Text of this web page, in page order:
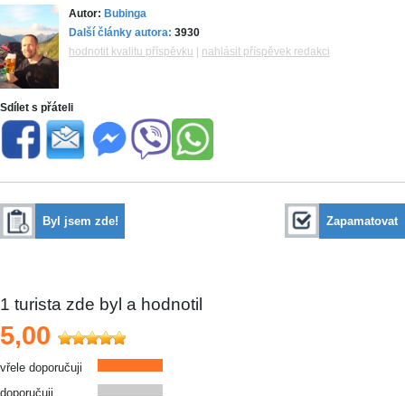
Autor: Bubinga
Další články autora: 3930
hodnotit kvalitu příspěvku
nahlásit příspěvek redakci
Sdílet s přáteli
Byl jsem zde! Zapamatovat
1 turista zde byl a hodnotil
5,00
vřele doporučuji
doporučuji